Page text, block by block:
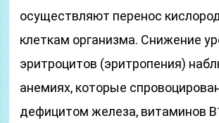
осуществляют перенос
клеткам организма. Снижение
эритроцитов (эритропения)
анемиях, которые
дефицитом железа, витаминов